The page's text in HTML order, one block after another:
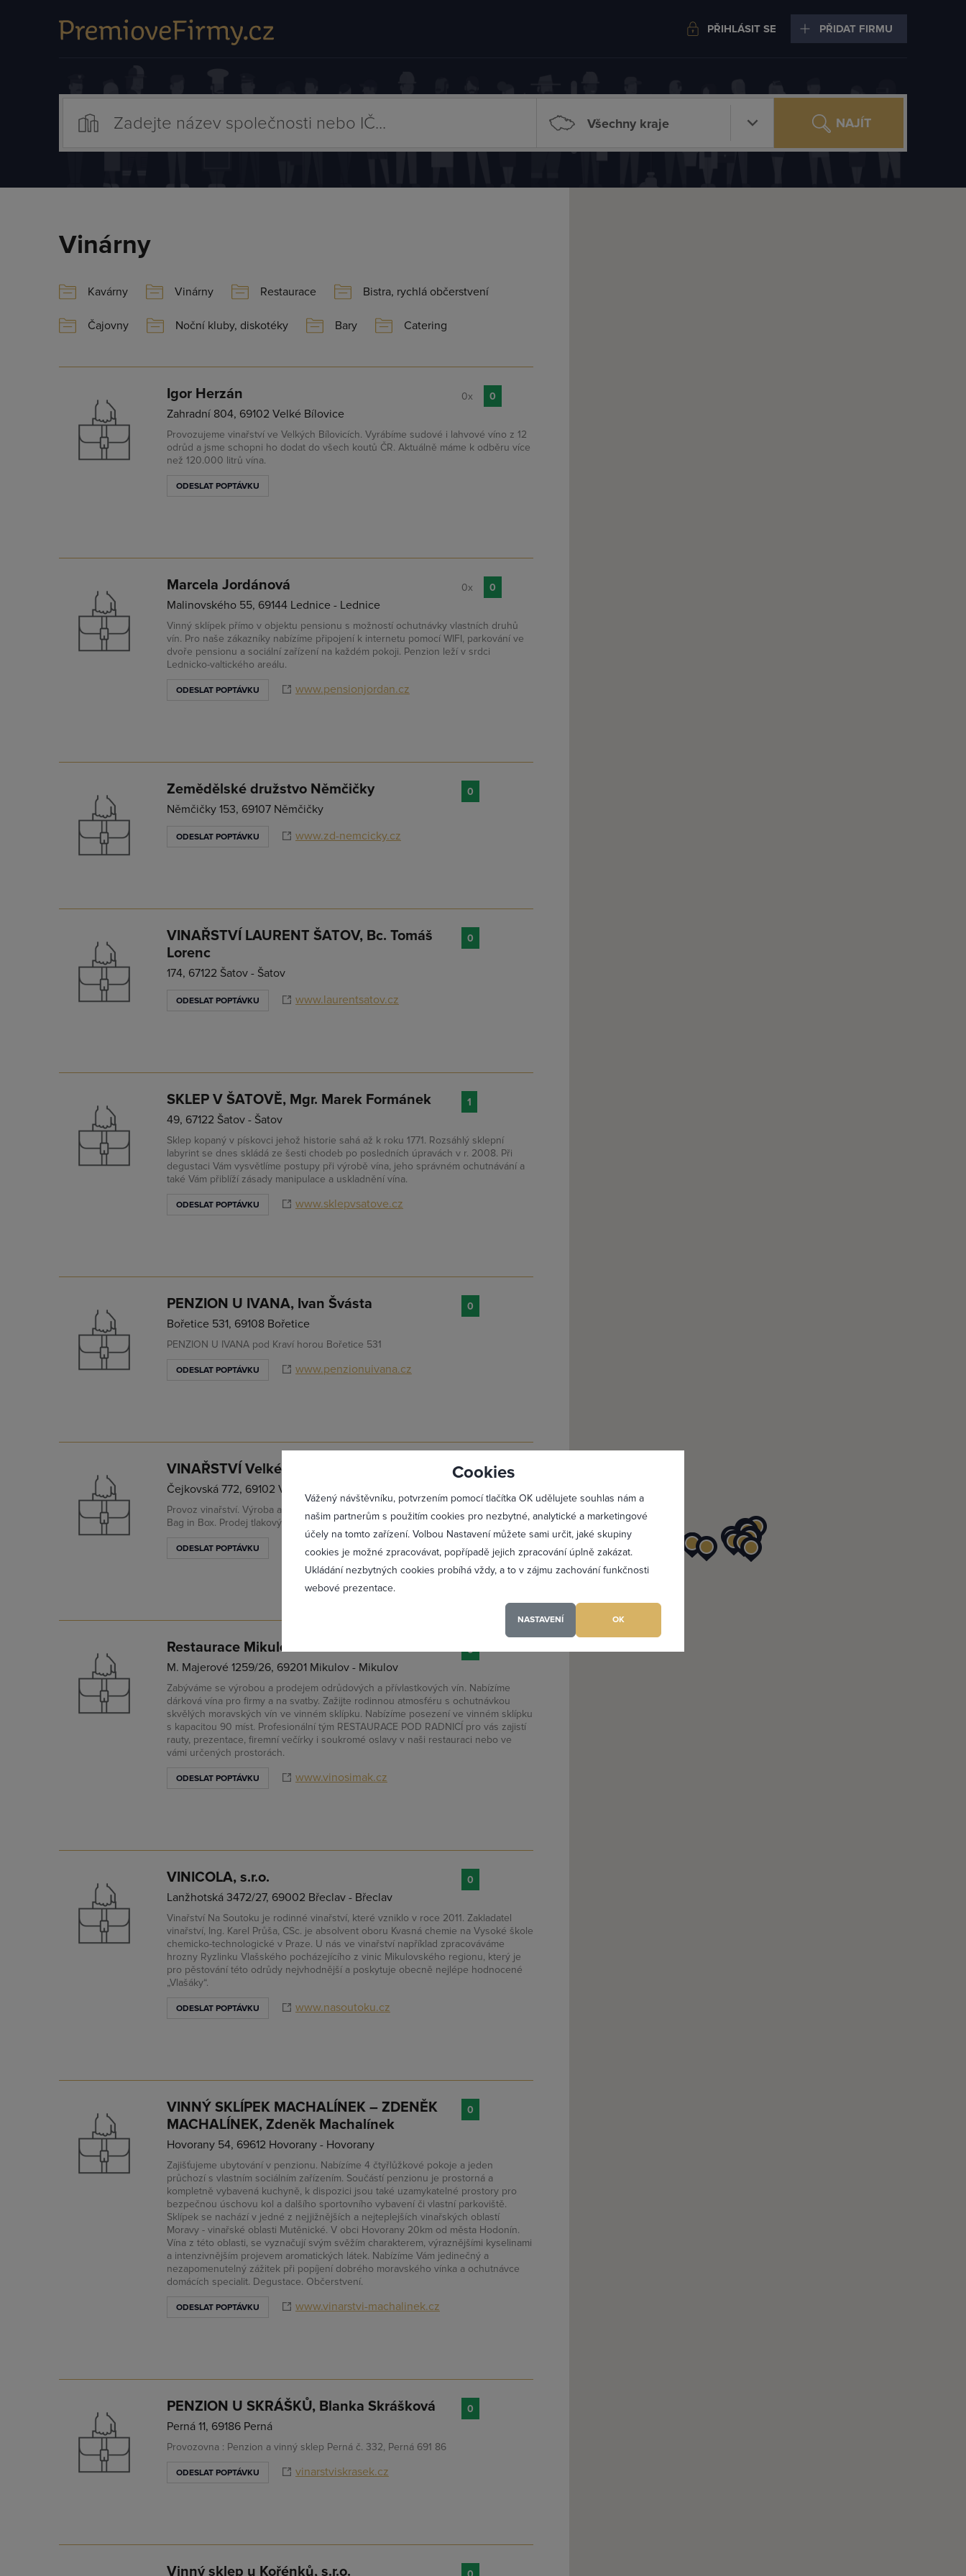
Cookies
Vážený návštěvníku, potvrzením pomocí tlačítka OK udělujete souhlas nám a
našim partnerům s použitím cookies pro nezbytné, analytické a marketingové
účely na tomto zařízení. Volbou Nastavení můžete sami určit, jaké skupiny
cookies je možné zpracovávat, popřípadě jejich zpracování úplně zakázat.
Ukládání nezbytných cookies probíhá vždy, a to v zájmu zachování funkčnosti
webové prezentace.
NASTAVENÍ OK
PŘIHLÁSIT SE PŘIDAT FIRMU
Všechny kraje NAJÍT
Vinárny
Kavárny Vinárny Restaurace Bistra, rychlá občerstvení
Čajovny Noční kluby, diskotéky Bary Catering
Igor Herzán
Zahradní 804, 69102 Velké Bílovice
Provozujeme vinařství ve Velkých Bílovicích. Vyrábíme sudové i lahvové víno z 12
odrůd a jsme schopni ho dodat do všech koutů ČR. Aktuálně máme k odběru více
než 120.000 litrů vína.
ODESLAT POPTÁVKU
0x 0
Marcela Jordánová
Malinovského 55, 69144 Lednice - Lednice
Vinný sklípek přímo v objektu pensionu s možností ochutnávky vlastních druhů
vín. Pro naše zákazníky nabízíme připojení k internetu pomocí WIFI, parkování ve
dvoře pensionu a sociální zařízení na každém pokoji. Penzion leží v srdci
Lednicko-valtického areálu.
ODESLAT POPTÁVKU www.pensionjordan.cz
0x 0
Zemědělské družstvo Němčičky
Němčičky 153, 69107 Němčičky
ODESLAT POPTÁVKU www.zd-nemcicky.cz
0
VINAŘSTVÍ LAURENT ŠATOV, Bc. Tomáš
Lorenc
174, 67122 Šatov - Šatov
ODESLAT POPTÁVKU www.laurentsatov.cz
0
SKLEP V ŠATOVĚ, Mgr. Marek Formánek
49, 67122 Šatov - Šatov
Sklep kopaný v pískovci jehož historie sahá až k roku 1771. Rozsáhlý sklepní
labyrint se dnes skládá ze šesti chodeb po posledních úpravách v r. 2008. Při
degustaci Vám vysvětlíme postupy při výrobě vína, jeho správném ochutnávání a
také Vám přiblíží zásady manipulace a uskladnění vína.
ODESLAT POPTÁVKU www.sklepvsatove.cz
1
PENZION U IVANA, Ivan Švásta
Bořetice 531, 69108 Bořetice
PENZION U IVANA pod Kraví horou Bořetice 531
ODESLAT POPTÁVKU www.penzionuivana.cz
0
VINAŘSTVÍ Velké Bílovice s.r.o.
Čejkovská 772, 69102 Velké Bílovice - Velké Bílovic
Provoz vinařství. Výroba a prodej vína v lahvích, sudech, KEG sudech a cisternách.
Bag in Box. Prodej tlakových láhví s dusíkem
ODESLAT POPTÁVKU www.vinarstvivelkebilovice.cz
1
Restaurace Mikulov C s.r.o.
M. Majerové 1259/26, 69201 Mikulov - Mikulov
Zabýváme se výrobou a prodejem odrůdových a přívlastkových vín. Nabízíme
dárková vína pro firmy a na svatby. Zažijte rodinnou atmosféru s ochutnávkou
skvělých moravských vín ve vinném sklípku. Nabízíme posezení ve vinném sklípku
s kapacitou 90 míst. Profesionální tým RESTAURACE POD RADNICÍ pro vás zajistí
rauty, prezentace, firemní večírky i soukromé oslavy v naši restauraci nebo ve
vámi určených prostorách.
ODESLAT POPTÁVKU www.vinosimak.cz
0
VINICOLA, s.r.o.
Lanžhotská 3472/27, 69002 Břeclav - Břeclav
Vinařství Na Soutoku je rodinné vinařství, které vzniklo v roce 2011. Zakladatel
vinařství, Ing. Karel Průša, CSc. je absolvent oboru Kvasná chemie na Vysoké škole
chemicko-technologické v Praze. U nás ve vinařství například zpracováváme
hrozny Ryzlinku Vlašského pocházejícího z vinic Mikulovského regionu, který je
pro pěstování této odrůdy nejvhodnější a poskytuje obecně nejlépe hodnocené
„Vlašáky“.
ODESLAT POPTÁVKU www.nasoutoku.cz
0
VINNÝ SKLÍPEK MACHALÍNEK – ZDENĚK
MACHALÍNEK, Zdeněk Machalínek
Hovorany 54, 69612 Hovorany - Hovorany
Zajišťujeme ubytování v penzionu. Nabízíme 4 čtyřlůžkové pokoje a jeden
průchozí s vlastním sociálním zařízením. Součástí penzionu je prostorná a
kompletně vybavená kuchyně, k dispozici jsou také uzamykatelné prostory pro
bezpečnou úschovu kol a dalšího sportovního vybavení či vlastní parkoviště.
Sklípek se nachází v jedné z nejjižnějších a nejteplejších vinařských oblastí
Moravy - vinařské oblasti Mutěnické. V obci Hovorany 20km od města Hodonín.
Vína z této oblasti, se vyznačují svým svěžím charakterem, výraznějšími kyselinami
a intenzivnějším projevem aromatických látek. Nabízíme Vám jedinečný a
nezapomenutelný zážitek při popíjení dobrého moravského vínka a ochutnávce
domácích specialit. Degustace. Občerstvení.
ODESLAT POPTÁVKU www.vinarstvi-machalinek.cz
0
PENZION U SKRÁŠKŮ, Blanka Skrášková
Perná 11, 69186 Perná
Provozovna : Penzion a vinný sklep Perná č. 332, Perná 691 86
ODESLAT POPTÁVKU vinarstviskrasek.cz
0
Vinný sklep u Kořénků, s.r.o.
Přihlásit se
Zapomněl(a) jsem heslo
Profesionální přístup k Vám i Vaší firmě
Vždy aktuální prezentace Vaší firmy